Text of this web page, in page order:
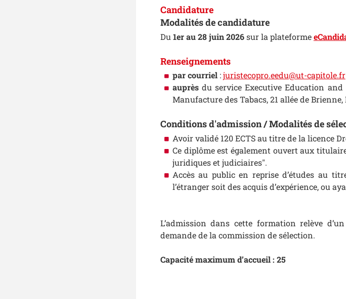
Candidature
Modalités de candidature
Du 1er au 28 juin 2026sur la plateforme
Renseignements
par courriel:juristecopro.eedu@ut-capitole.fr
auprès du service Executive Education
Manufacture des Tabacs, 21 allée de Brienne,
Conditions d'admission / Modalités de
Avoir validé 120 ECTS au titre de la licence
Ce diplôme est également ouvert aux
juridiques et judiciaires".
Accès au public en reprise d’études au
l’étranger soit des acquis d’expérience, ou
L’admission dans cette formation relève
demande de la commission de sélection.
Capacité maximum d’accueil : 25